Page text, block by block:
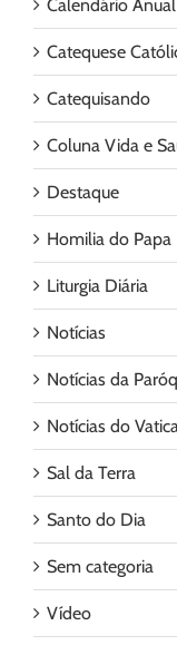
Calendário Anual
Catequese
Catequisando
Coluna Vida e
Destaque
Homilia do Papa
Liturgia Diária
Notícias
Notícias da
Notícias do
Sal da Terra
Santo do Dia
Sem categoria
Vídeo